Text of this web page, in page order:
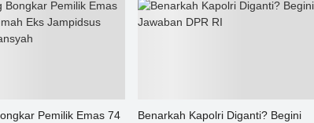
Pemilik Emas 74
Benarkah Kapolri Diganti? Begini